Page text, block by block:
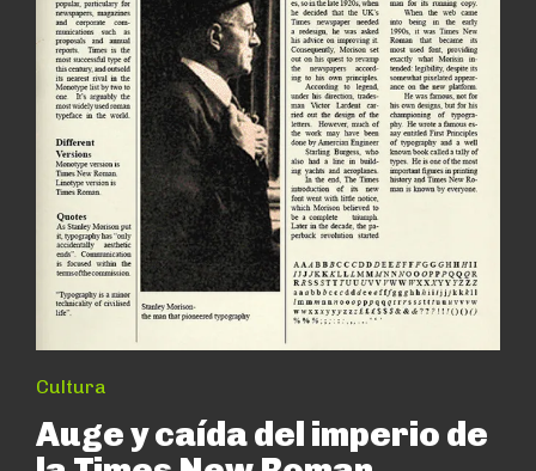
Cultura
Auge y caída del imperio de